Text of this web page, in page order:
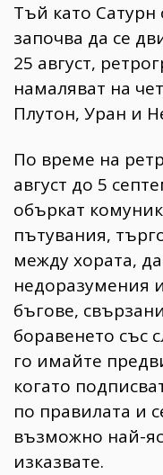
Тъй като
започва да се
25 август,
намаляват на
Плутон, Уран и
По време на
август до 5
объркат
пътувания,
между хората,
недоразумения
бъгове,
боравенето със
го имайте
когато
по правилата и
възможно най-
изказвате.